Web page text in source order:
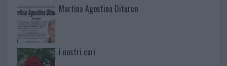
Martina Agostina Diturco
I nostri cari